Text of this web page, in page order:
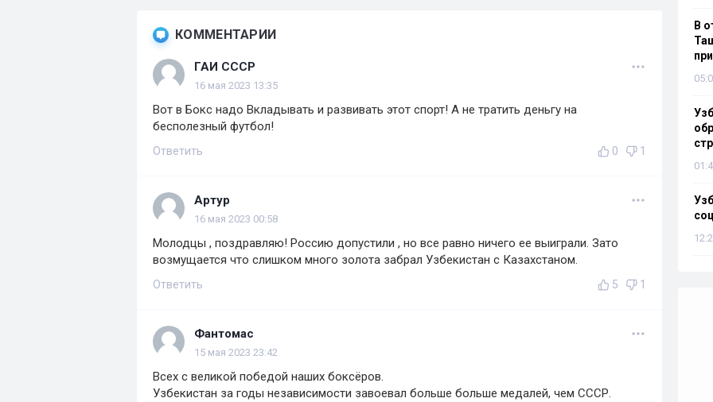
КОММЕНТАРИИ
ГАИ СССР
16 мая 2023 13:35
Вот в Бокс надо Вкладывать и развивать этот спорт! А не тратить деньгу на
бесполезный футбол!
Ответить 0 1
Артур
16 мая 2023 00:58
Молодцы , поздравляю! Россию допустили , но все равно ничего ее выиграли. Зато
возмущается что слишком много золота забрал Узбекистан с Казахстаном.
Ответить 5 1
Фантомас
15 мая 2023 23:42
Всех с великой победой наших боксёров.
Узбекистан за годы независимости завоевал больше больше медалей, чем СССР.
В